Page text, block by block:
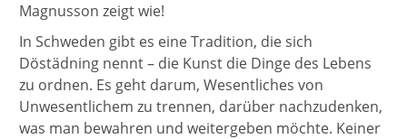
Magnusson zeigt wie!
In Schweden gibt es eine Tradition, die sich
Döstädning nennt – die Kunst die Dinge des Lebens
zu ordnen. Es geht darum, Wesentliches von
Unwesentlichem zu trennen, darüber nachzudenken,
was man bewahren und weitergeben möchte. Keiner